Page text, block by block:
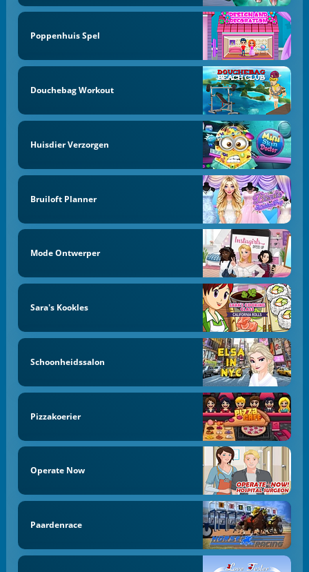
Poppenhuis Spel
Douchebag Workout
Huisdier Verzorgen
Bruiloft Planner
Mode Ontwerper
Sara's Kookles
Schoonheidssalon
Pizzakoerier
Operate Now
Paardenrace